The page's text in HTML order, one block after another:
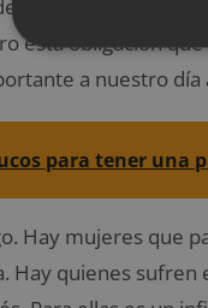
sus posibilidades
esta obligación
a nuestro día
para tener una
Hay mujeres que
Hay quienes sufren